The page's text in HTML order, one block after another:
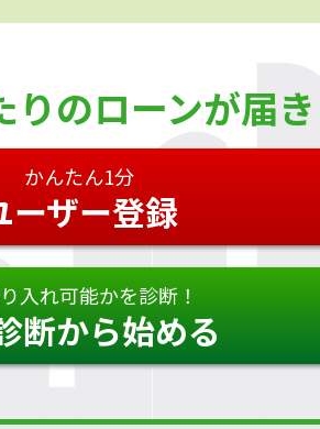
りのローンが届
かんたん1分
ーザー登録
入れ可能かを診断！
断から始める